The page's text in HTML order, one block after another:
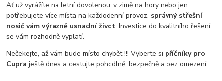
Ať už vyrážíte na letní dovolenou, v zimě na hory nebo jen
potřebujete více místa na každodenní provoz, správný střešní
nosič vám výrazně usnadní život. Investice do kvalitního řešení
se vám rozhodně vyplatí.
Nečekejte, až vám bude místo chybět !!! Vyberte si příčníky pro
Cupraještě dnes a cestujte pohodlně, bezpečně a bez omezení.